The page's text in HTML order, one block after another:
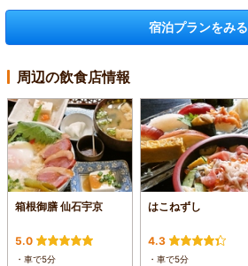
宿泊プランをみる
周辺の飲食店情報
箱根御膳 仙石宇京
5.0
・車で5分
はこねずし
4.3
・車で5分